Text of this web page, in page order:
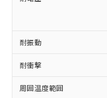
耐振動
耐衝撃
周囲温度範囲
在庫状
記載し
タに基
覧され
準価格
正式な
むを得ず変更
鉛(Pb) 1000ppm
六価クロム
類(PBB)
ルベンジル（BBP
「－」：未確
*中国RoHS10物
Pb(鉛) :1000ppm
Cr(Ⅵ)(六価クロム
ニル類) :
ル類) : 1000ppm、
DBP(フタル酸ジブ
為替お
（以下｢
または
国政府
可)を取
当社は
全に破
一